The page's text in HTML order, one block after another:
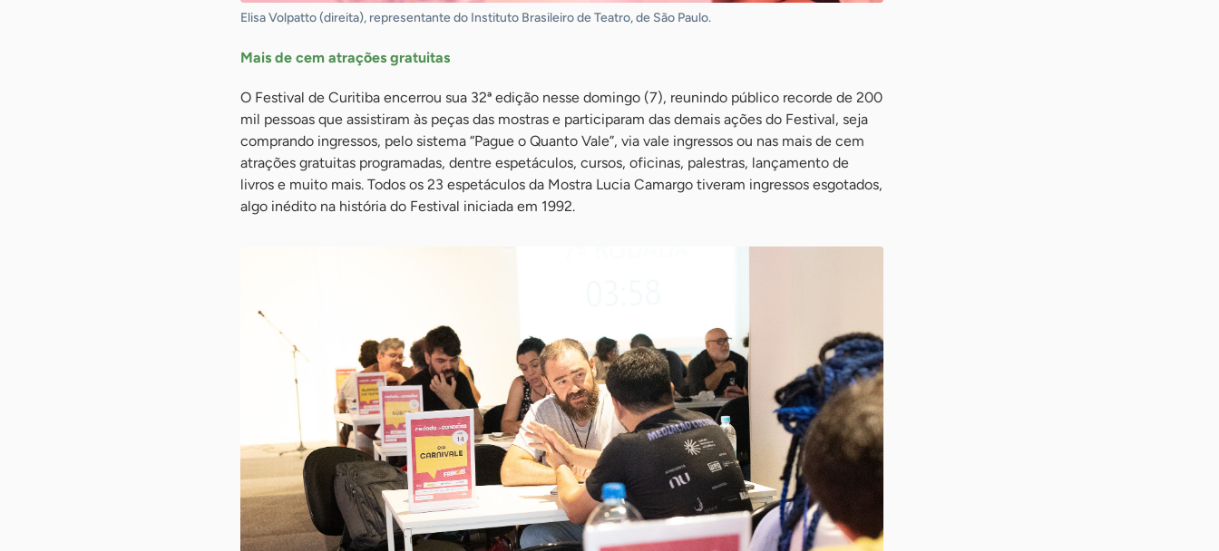
Elisa Volpatto (direita), representante do Instituto Brasileiro de Teatro, de São Paulo.
Mais de cem atrações gratuitas
O Festival de Curitiba encerrou sua 32ª edição nesse domingo (7), reunindo público recorde de 200
mil pessoas que assistiram às peças das mostras e participaram das demais ações do Festival, seja
comprando ingressos, pelo sistema “Pague o Quanto Vale”, via vale ingressos ou nas mais de cem
atrações gratuitas programadas, dentre espetáculos, cursos, oficinas, palestras, lançamento de
livros e muito mais. Todos os 23 espetáculos da Mostra Lucia Camargo tiveram ingressos esgotados,
algo inédito na história do Festival iniciada em 1992.